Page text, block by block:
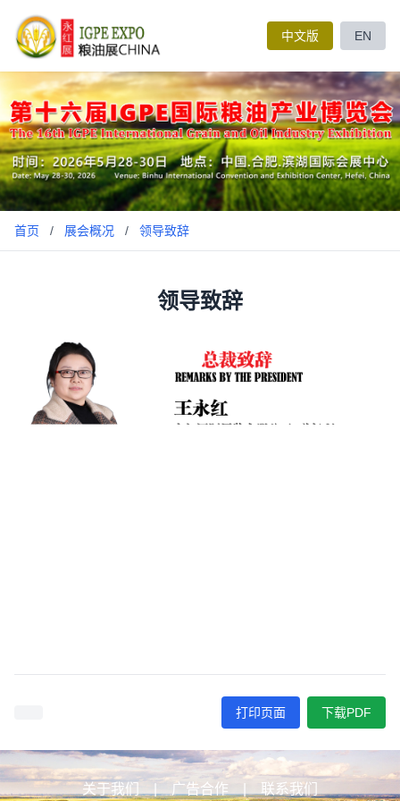
中文版 EN
首页 / 展会概况 / 领导致辞
领导致辞
打印页面 下载PDF
关于我们 广告合作 联系我们